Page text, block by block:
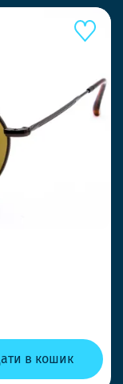
в кошик